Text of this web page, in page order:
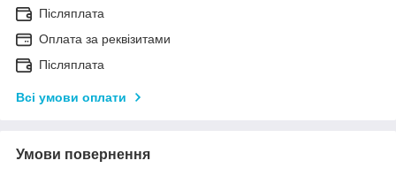
Післяплата
Оплата за реквізитами
Післяплата
Всі умови оплати
Умови повернення